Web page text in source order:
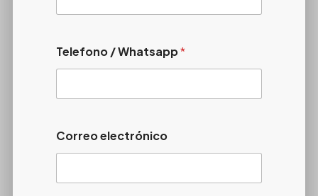
Telefono / Whatsapp*
Correo electrónico